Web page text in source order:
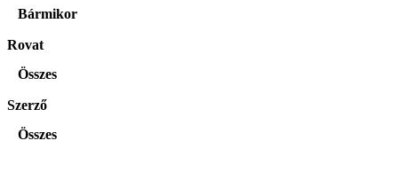
Bármikor
Rovat
Összes
Szerző
Összes